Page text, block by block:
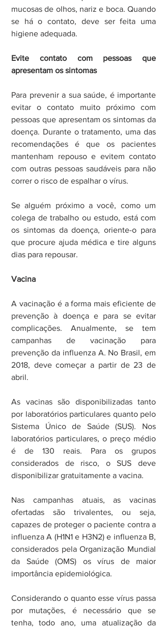
mucosas de olhos, nariz e boca. Quando
se há o contato, deve ser feita uma
higiene adequada.
Evite contato com pessoas que
apresentam os sintomas
Para prevenir a sua saúde, é importante
evitar o contato muito próximo com
pessoas que apresentam os sintomas da
doença. Durante o tratamento, uma das
recomendações é que os pacientes
mantenham repouso e evitem contato
com outras pessoas saudáveis para não
correr o risco de espalhar o vírus.
Se alguém próximo a você, como um
colega de trabalho ou estudo, está com
os sintomas da doença, oriente-o para
que procure ajuda médica e tire alguns
dias para repousar.
Vacina
A vacinação é a forma mais eficiente de
prevenção à doença e para se evitar
complicações. Anualmente, se tem
campanhas de vacinação para
prevenção da influenza A. No Brasil, em
2018, deve começar a partir de 23 de
abril.
As vacinas são disponibilizadas tanto
por laboratórios particulares quanto pelo
Sistema Único de Saúde (SUS). Nos
laboratórios particulares, o preço médio
é de 130 reais. Para os grupos
considerados de risco, o SUS deve
disponibilizar gratuitamente a vacina.
Nas campanhas atuais, as vacinas
ofertadas são trivalentes, ou seja,
capazes de proteger o paciente contra a
influenza A (H1N1 e H3N2) e influenza B,
considerados pela Organização Mundial
da Saúde (OMS) os vírus de maior
importância epidemiológica.
Considerando o quanto esse vírus passa
por mutações, é necessário que se
tenha, todo ano, uma atualização da